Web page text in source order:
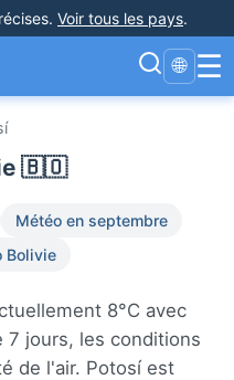
. Voir tous les pays.
🌐 ☰
🇧🇴
Météo en septembre
Bolivie
8°C avec
7 jours, les conditions
de l'air. Potosí est